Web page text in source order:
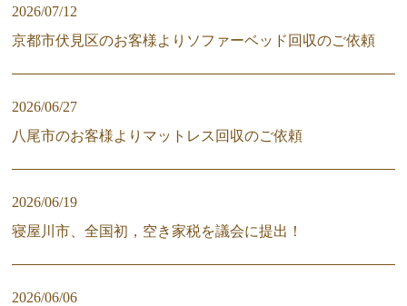
2026/07/12
京都市伏見区のお客様よりソファーベッド回収のご依頼
2026/06/27
八尾市のお客様よりマットレス回収のご依頼
2026/06/19
寝屋川市、全国初，空き家税を議会に提出！
2026/06/06